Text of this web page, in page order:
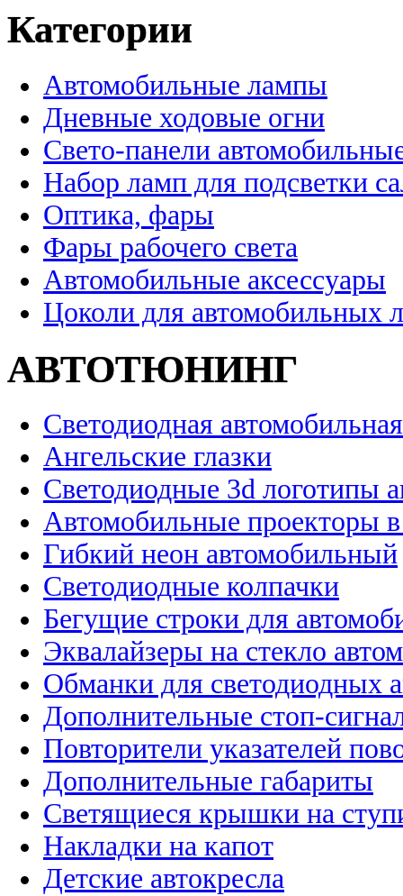
Категории
Автомобильные лампы
Дневные ходовые огни
Свето-панели
Набор ламп для подсветки
Оптика, фары
Фары рабочего света
Автомобильные аксессуары
Цоколи для автомобильных
АВТОТЮНИНГ
Светодиодная
Ангельские глазки
Светодиодные 3d логотипы
Автомобильные проекторы
Гибкий неон автомобильный
Светодиодные колпачки
Бегущие строки для
Эквалайзеры на стекло
Обманки для светодиодных
Дополнительные стоп-
Повторители указателей
Дополнительные габариты
Светящиеся крышки на
Накладки на капот
Детские автокресла